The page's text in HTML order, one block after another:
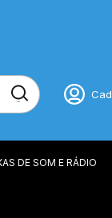
DE SOM E RÁDIO